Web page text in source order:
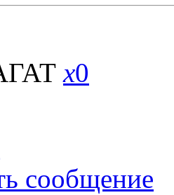
x0
сообщение